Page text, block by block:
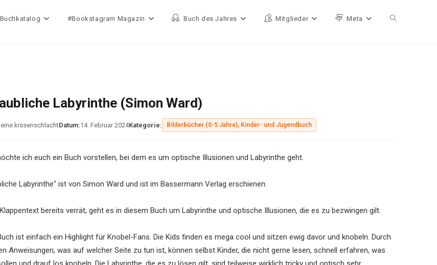
Buchkatalog #Bookstagram Magazin Buch des Jahres Mitglieder Meta Website-
Labyrinthe (Simon Ward)
eine.kissenschlachtDatum:14. Februar 2024Kategorie: Bilderbücher (0-5 Jahre), Kinder- und Jugendbuch
ich euch ein Buch vorstellen, bei dem es um optische Illusionen und Labyrinthe geht.
Labyrinthe" ist von Simon Ward und ist im Bassermann Verlag erschienen.
bereits verrät, geht es in diesem Buch um Labyrinthe und optische Illusionen, die es zu bezwingen gilt.
ist einfach ein Highlight für Knobel-Fans. Die Kids finden es mega cool und sitzen ewig davor und knobeln. Durch
Anweisungen, was auf welcher Seite zu tun ist, können selbst Kinder, die nicht gerne lesen, schnell erfahren, was